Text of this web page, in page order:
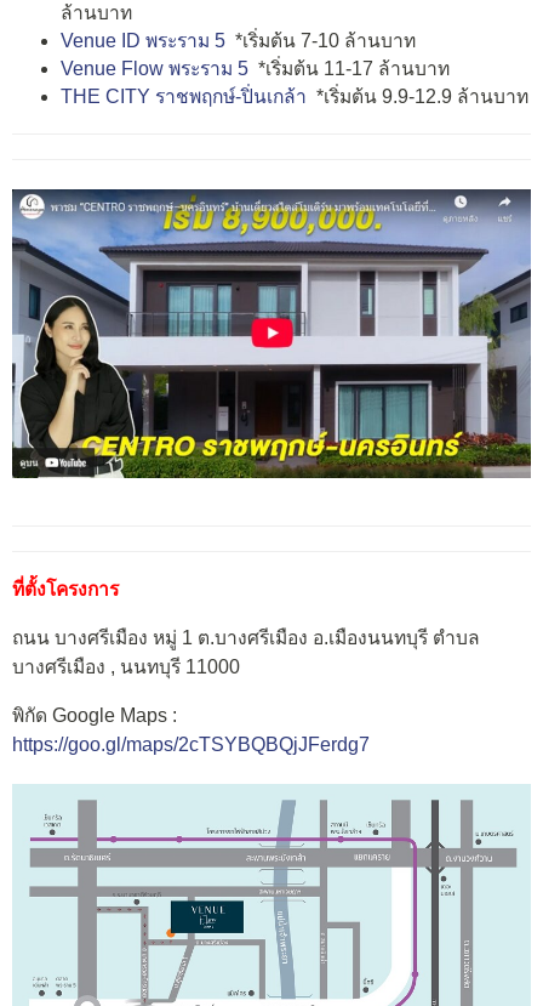
ล้านบาท
Venue ID พระราม 5 *เริ่มต้น 7-10 ล้านบาท
Venue Flow พระราม 5 *เริ่มต้น 11-17 ล้านบาท
THE CITY ราชพฤกษ์-ปิ่นเกล้า *เริ่มต้น 9.9-12.9 ล้านบาท
ที่ตั้งโครงการ
ถนน บางศรีเมือง หมู่ 1 ต.บางศรีเมือง​ อ.เมือง​นนทบุรี ตำบล
บางศรีเมือง ​, นนทบุรี 11000
พิกัด Google Maps :
https://goo.gl/maps/2cTSYBQBQjJFerdg7